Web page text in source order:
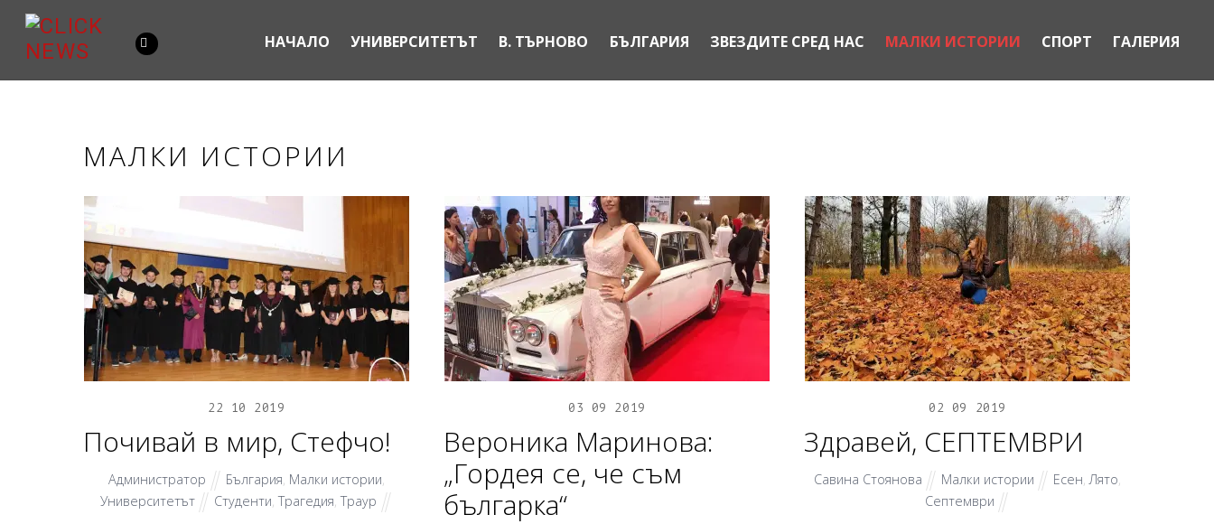
НАЧАЛО УНИВЕРСИТЕТЪТ В. ТЪРНОВО БЪЛГАРИЯ ЗВЕЗДИТЕ СРЕД НАС МАЛКИ ИСТОРИИ СПОРТ ГАЛЕРИЯ
МАЛКИ ИСТОРИИ
22 10 2019
Почивай в мир, Стефчо!
Администратор България, Малки истории,
Университетът
Студенти,Трагедия,Траур
03 09 2019
Вероника Маринова:
„Гордея се, че съм
българка“
02 09 2019
Здравей, СЕПТЕМВРИ
Савина Стоянова Малки истории Есен,Лято,
Септември